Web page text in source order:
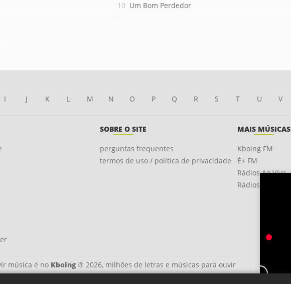
Um Bom Perdedor
I J K L M N O P Q R S T U V
SOBRE O SITE
perguntas frequentes
termos de uso / política de privacidade
MAIS MÚSICAS
Kboing FM
É+ FM
Rádios Ao Vivo
Rádios OnLine
música é no Kboing® 2026, milhões de letras e músicas para ouvir